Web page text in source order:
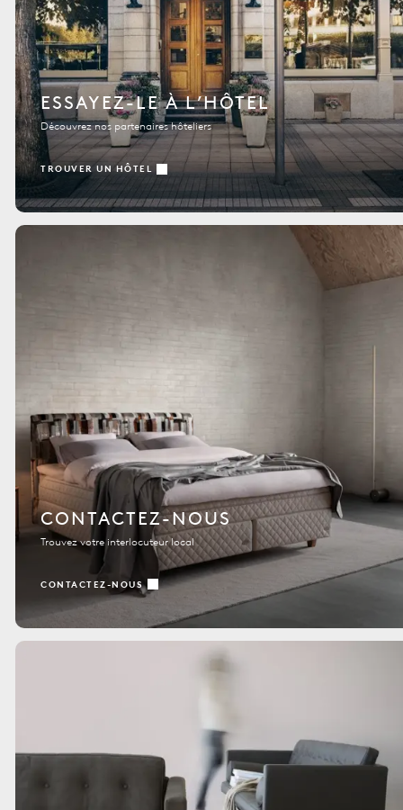
ESSAYEZ-LE À L’HÔTEL
Découvrez nos partenaires hôteliers
TROUVER UN HÔTEL
CONTACTEZ-NOUS
Trouvez votre interlocuteur local
CONTACTEZ-NOUS